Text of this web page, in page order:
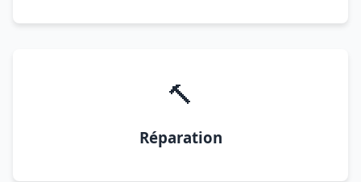
🔨
Réparation